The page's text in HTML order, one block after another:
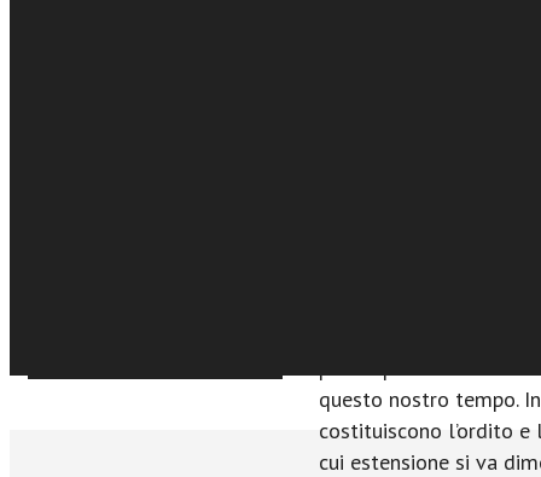
questo nostro tempo.
costituiscono l’ordito
cui estensione si va